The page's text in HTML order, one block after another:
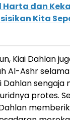
Harta dan
Kita
Kiai Dahlan
Al-Ashr
Dahlan sengaja
protes.